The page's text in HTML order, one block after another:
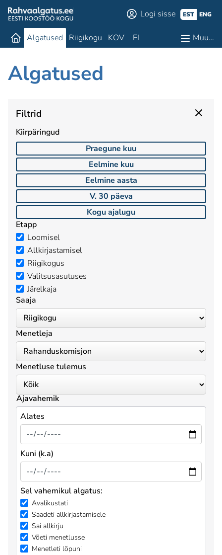
Logi sisse EST ENG
Algatused Riigikogu KOV EL Muu…
Algatused
Filtrid
Kiirpäringud
Praegune kuu
Eelmine kuu
Eelmine aasta
V. 30 päeva
Kogu ajalugu
Etapp
Loomisel
Allkirjastamisel
Riigikogus
Valitsusasutuses
Järelkaja
Saaja
Menetleja
Menetluse tulemus
Ajavahemik
Alates
Kuni (k.a)
Sel vahemikul algatus:
Avalikustati
Saadeti allkirjastamisele
Sai allkirju
Võeti menetlusse
Menetleti lõpuni